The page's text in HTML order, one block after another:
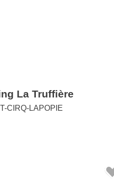
La Truffière
CIRQ-LAPOPIE